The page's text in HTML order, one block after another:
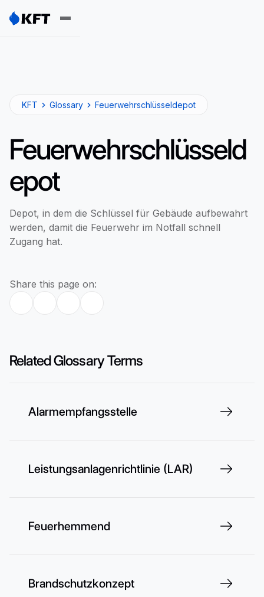
KFT Glossary Feuerwehrschlüsseldepot
Feuerwehrschlüsseld
epot
Depot, in dem die Schlüssel für Gebäude aufbewahrt
werden, damit die Feuerwehr im Notfall schnell
Zugang hat.
Share this page on:
Related Glossary Terms
Alarmempfangsstelle
Leistungsanlagenrichtlinie (LAR)
Feuerhemmend
Brandschutzkonzept